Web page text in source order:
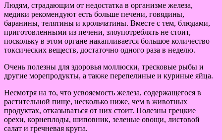
Людям, страдающим от недостатка в организме железа,
медики рекомендуют есть больше печени, говядины,
баранины, телятины и крольчатины. Вместе с тем, блюдами,
приготовленными из печени, злоупотреблять не стоит,
поскольку в этом органе накапливается большое количество
токсических веществ, достаточно одного раза в неделю.
Очень полезны для здоровья моллюски, тресковые рыбы и
другие морепродукты, а также перепелиные и куриные яйца.
Несмотря на то, что усвояемость железа, содержащегося в
растительной пище, несколько ниже, чем в животных
продуктах, отказываться от них стоит. Полезны грецкие
орехи, корнеплоды, шиповник, зеленые овощи, листовой
салат и гречневая крупа.